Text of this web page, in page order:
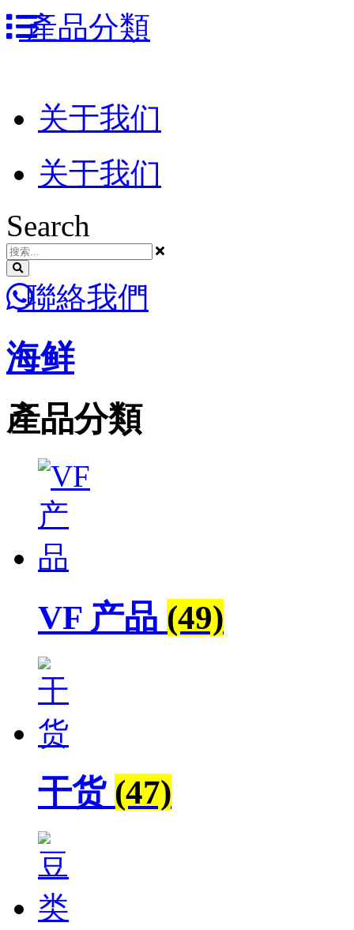
跳
到
產品分類
关于我们
关于我们
Search
聯絡我們
海鲜
產品分類
VF 产品 (49)
干货 (47)